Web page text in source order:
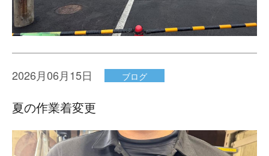
2026月06月15日 ブログ
夏の作業着変更